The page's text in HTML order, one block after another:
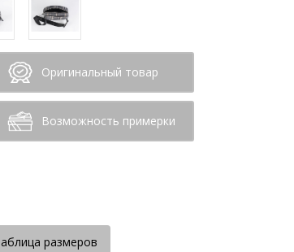
Оригинальный товар
Возможность примерки
размеров